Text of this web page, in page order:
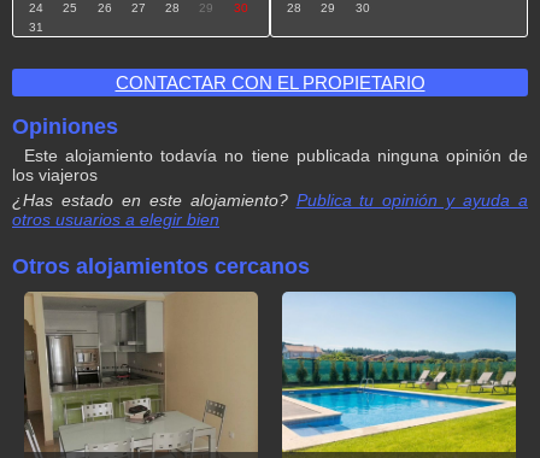
24
25 26 27 28 29
30
31
28
29 30
CONTACTAR CON EL PROPIETARIO
Opiniones
Este alojamiento todavía no tiene publicada ninguna opinión de
los viajeros
¿Has estado en este alojamiento? Publica tu opinión y ayuda a
otros usuarios a elegir bien
Tu valoración global
Equipamiento y decoración
Limpieza del alojamiento
Ubicación y alrededores
Otros alojamientos cercanos